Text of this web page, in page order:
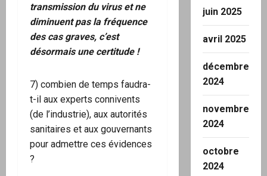
transmission du virus et ne
diminuent pas la fréquence
des cas graves, c’est
désormais une certitude !
7) combien de temps faudra-
t-il aux experts connivents
(de l’industrie), aux autorités
sanitaires et aux gouvernants
pour admettre ces évidences
?
juin 2025
avril 2025
décembre
2024
novembre
2024
octobre
2024